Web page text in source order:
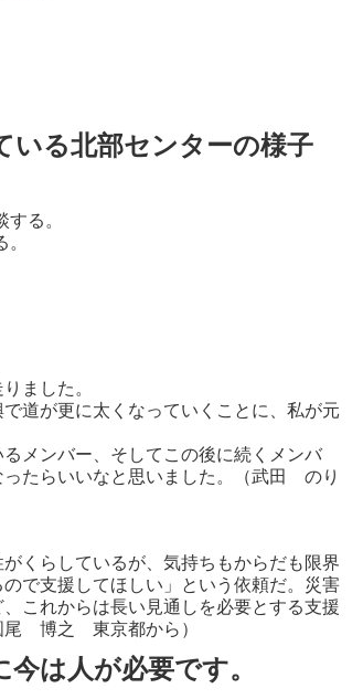
いる北部センターの様子
る。
ました。
道が更に太くなっていくことに、私が元
メンバー、そしてこの後に続くメンバ
たらいいなと思いました。（武田 のり
くらしているが、気持ちもからだも限界
で支援してほしい」という依頼だ。災害
これからは長い見通しを必要とする支援
尾 博之 東京都から）
は人が必要です。